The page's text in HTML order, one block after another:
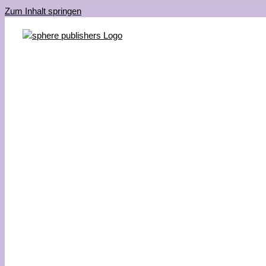
Zum Inhalt springen